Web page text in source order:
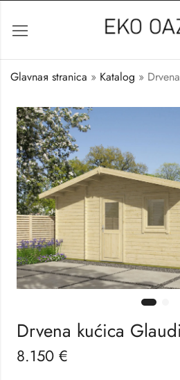
Glavnaя stranica » Katalog »
Drvena kućica
8.150 €